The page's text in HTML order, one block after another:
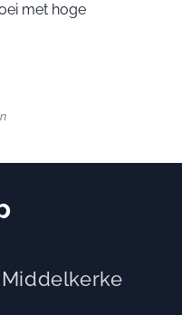
met hoge